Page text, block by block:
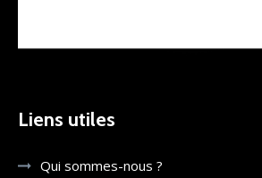
Liens utiles
Qui sommes-nous ?